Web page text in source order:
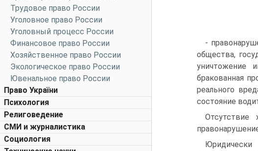
Трудовое право России
Уголовное право России
Уголовный процесс России
Финансовое право России
Хозяйственное право России
Экологическое право России
Ювенальное право России
Право України
Психология
Религоведение
СМИ и журналистика
Социология
-
общества,
уничтожение
бракованная
реального
состояние
Отсутствие